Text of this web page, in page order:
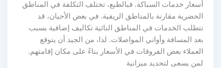
أسعار خدمات السباكة. فبالطبع، تختلف التكلفة في المناطق
الحضرية مقارنة بالمناطق الريفية. في بعض الأحيان، قد
تتطلب الخدمات في المناطق النائية تكاليف إضافية بسبب
بعد المسافة وأواني المواصلات. لذا، من الجيد أن يتوقع
العملاء بعض الفروقات في الأسعار بناءً على مكان إقامتهم.
لمن يسعى لتحديد ميزانية